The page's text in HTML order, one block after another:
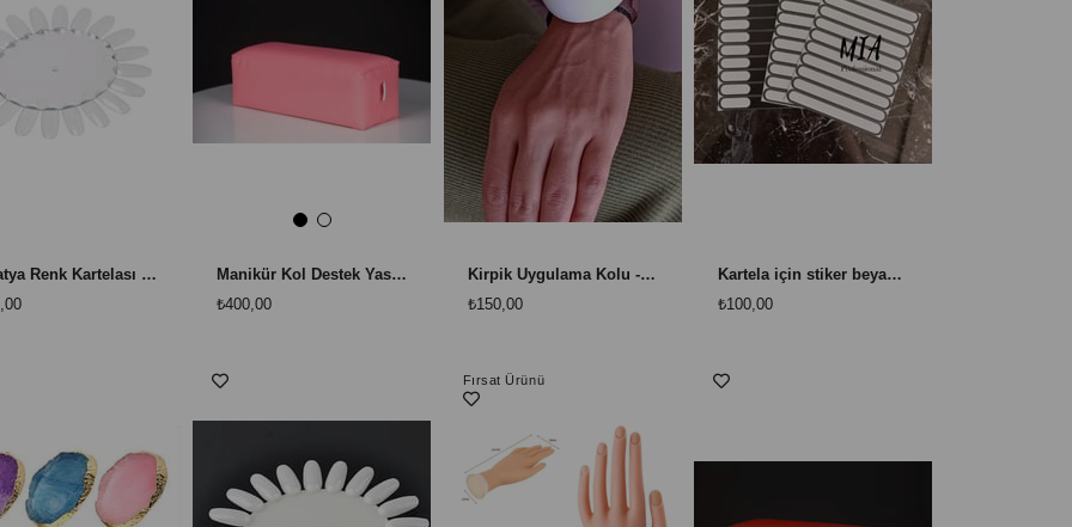
Papatya Renk Kartelası Şeffaf 5 Adet - 100 Tırnak Gösterim Çarkı
Manikür Kol Destek Yastığı Pembe - Konforlu El ve Kol Dayama Yastığı
₺400,00
Kirpik Uygulama Kolu - Kirpik Eğitimi ve Çalışma Mankeni
₺150,00
Kartela için stiker beyaz 10 adet
₺100,00
Fırsat Ürünü